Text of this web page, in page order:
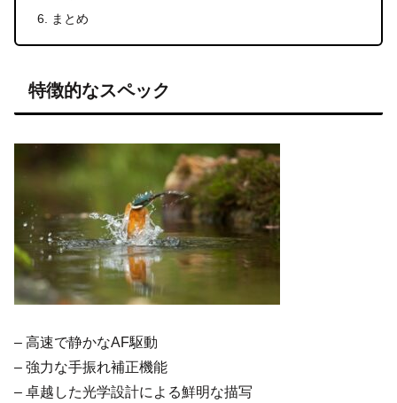
まとめ
特徴的なスペック
– 高速で静かなAF駆動
– 強力な手振れ補正機能
– 卓越した光学設計による鮮明な描写